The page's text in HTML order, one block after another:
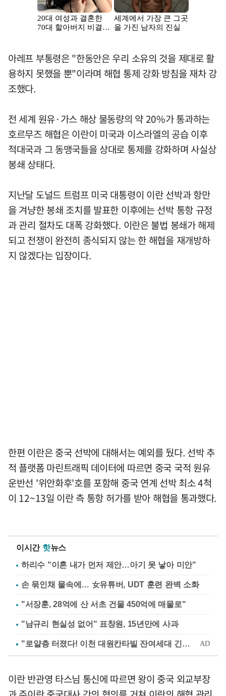
아레프 부통령은 "한동안은 우리 소유의 것을 제대로 활
용하지 못했을 뿐"이라며 해협 통제 강화 방침을 재차 강
조했다.
전 세계 원유·가스 해상 물동량의 약 20%가 통과하는
호르무즈 해협은 이란이 미국과 이스라엘의 공습 이후
적대국과 그 동맹국들을 상대로 통제를 강화하며 사실상
봉쇄 상태다.
지난달 도널드 트럼프 미국 대통령이 이란 선박과 항만
을 겨냥한 봉쇄 조치를 발표한 이후에는 선박 통항 규정
과 관리 절차도 대폭 강화했다. 이란은 불법 봉쇄가 해제
되고 전쟁이 완전히 종식되지 않는 한 해협을 재개방하
지 않겠다는 입장이다.
한편 이란은 중국 선박에 대해서는 예외를 뒀다. 선박 추
적 플랫폼 마린트래픽 데이터에 따르면 중국 국적 원유
운반선 '위안화후'호를 포함해 중국 연계 선박 최소 4척
이 12~13일 이란 측 통항 허가를 받아 해협을 통과했다.
이시간 핫뉴스
하리수 "이혼 내가 먼저 제안…아기 못 낳아 미안"
손 묶인채 물속에… 女유튜버, UDT 훈련 완벽 소화
"서장훈, 28억에 산 서초 건물 450억에 매물로"
"남규리 현실성 없어" 표창원, 15년만에 사과
이란 반관영 타스님 통신에 따르면 왕이 중국 외교부장